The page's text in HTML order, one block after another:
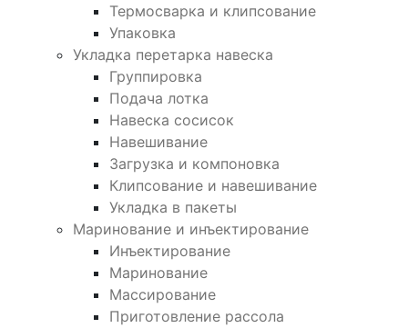
Термосварка и клипсование
Упаковка
Укладка перетарка навеска
Группировка
Подача лотка
Навеска сосисок
Навешивание
Загрузка и компоновка
Клипсование и навешивание
Укладка в пакеты
Маринование и инъектирование
Инъектирование
Маринование
Массирование
Приготовление рассола